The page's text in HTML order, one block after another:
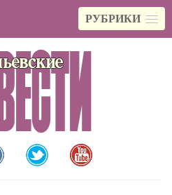
РУБРИКИ